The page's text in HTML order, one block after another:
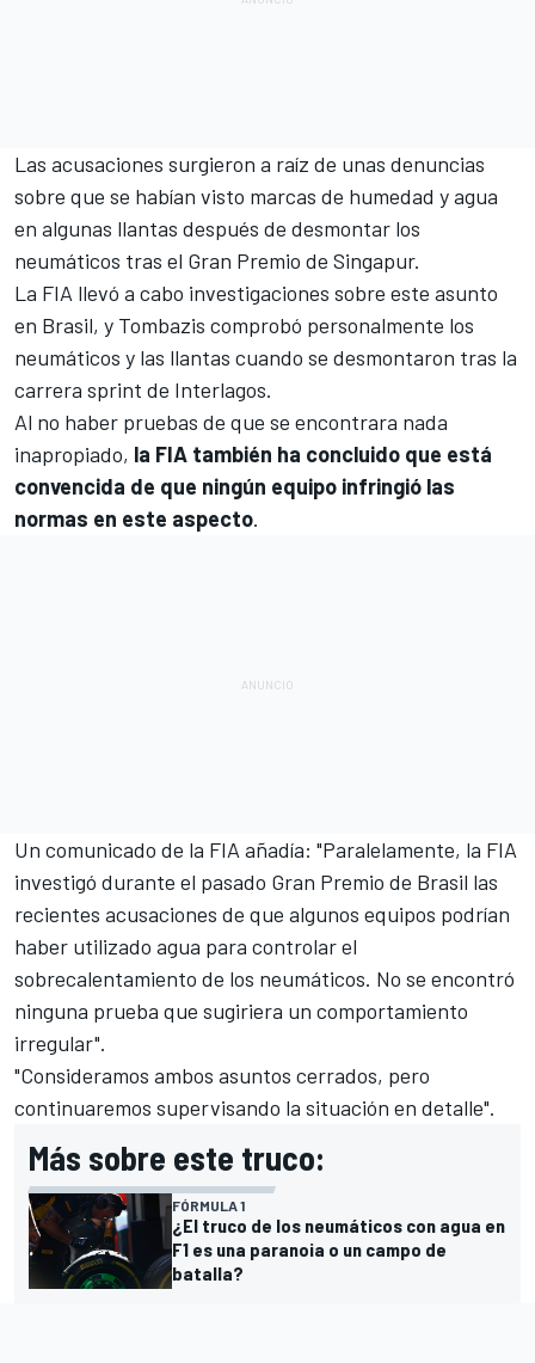
Las acusaciones surgieron a raíz de unas denuncias
sobre que se habían visto marcas de humedad y agua
en algunas llantas después de desmontar los
neumáticos tras el Gran Premio de Singapur.
La FIA llevó a cabo investigaciones sobre este asunto
en Brasil, y Tombazis comprobó personalmente los
neumáticos y las llantas cuando se desmontaron tras la
carrera sprint de Interlagos.
Al no haber pruebas de que se encontrara nada
inapropiado, la FIA también ha concluido que está
convencida de que ningún equipo infringió las
normas en este aspecto.
Un comunicado de la FIA añadía: "Paralelamente, la FIA
investigó durante el pasado Gran Premio de Brasil las
recientes acusaciones de que algunos equipos podrían
haber utilizado agua para controlar el
sobrecalentamiento de los neumáticos. No se encontró
ninguna prueba que sugiriera un comportamiento
irregular".
"Consideramos ambos asuntos cerrados, pero
continuaremos supervisando la situación en detalle".
Más sobre este truco:
FÓRMULA 1
¿El truco de los neumáticos con agua en
F1 es una paranoia o un campo de
batalla?